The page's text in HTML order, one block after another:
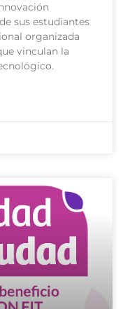
sus estudiantes
organizada
vinculan la